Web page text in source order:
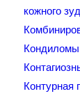
кожного
Контурная